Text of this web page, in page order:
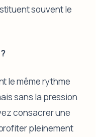
souvent le
le même rythme
sans la pression
consacrer une
pleinement